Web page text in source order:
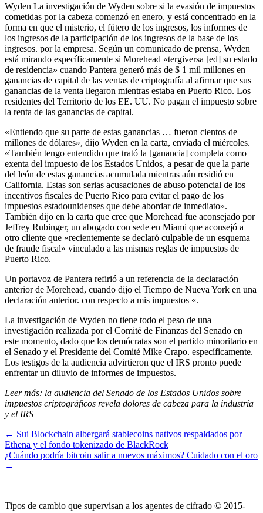
Wyden La investigación de Wyden sobre si la evasión de impuestos
cometidas por la cabeza comenzó en enero, y está concentrado en la
forma en que el misterio, el fútero de los ingresos, los informes de
los ingresos de la participación de los ingresos de la base de los
ingresos. por la empresa. Según un comunicado de prensa, Wyden
está mirando específicamente si Morehead «tergiversa [ed] su estado
de residencia» cuando Pantera generó más de $ 1 mil millones en
ganancias de capital de las ventas de criptografía al afirmar que sus
ganancias de la venta llegaron mientras estaba en Puerto Rico. Los
residentes del Territorio de los EE. UU. No pagan el impuesto sobre
la renta de las ganancias de capital.
«Entiendo que su parte de estas ganancias … fueron cientos de
millones de dólares», dijo Wyden en la carta, enviada el miércoles.
«También tengo entendido que trató la [ganancia] completa como
exenta del impuesto de los Estados Unidos, a pesar de que la parte
del león de estas ganancias acumulada mientras aún residió en
California. Estas son serias acusaciones de abuso potencial de los
incentivos fiscales de Puerto Rico para evitar el pago de los
impuestos estadounidenses que debe abordar de inmediato».
También dijo en la carta que cree que Morehead fue aconsejado por
Jeffrey Rubinger, un abogado con sede en Miami que aconsejó a
otro cliente que «recientemente se declaró culpable de un esquema
de fraude fiscal» vinculado a las mismas reglas de impuestos de
Puerto Rico.
Un portavoz de Pantera refirió a un referencia de la declaración
anterior de Morehead, cuando dijo el Tiempo de Nueva York en una
declaración anterior. con respecto a mis impuestos «.
La investigación de Wyden no tiene todo el peso de una
investigación realizada por el Comité de Finanzas del Senado en
este momento, dado que los demócratas son el partido minoritario en
el Senado y el Presidente del Comité Mike Crapo. específicamente.
Los testigos de la audiencia advirtieron que el IRS pronto puede
enfrentar un diluvio de informes de impuestos.
Leer más: la audiencia del Senado de los Estados Unidos sobre
impuestos criptográficos revela dolores de cabeza para la industria
y el IRS
← Sui Blockchain albergará stablecoins nativos respaldados por
Ethena y el fondo tokenizado de BlackRock
¿Cuándo podría bitcoin salir a nuevos máximos? Cuidado con el oro
→
Tipos de cambio que supervisan a los agentes de cifrado © 2015-